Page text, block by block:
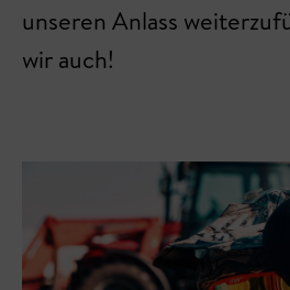
unseren Anlass
wir auch!